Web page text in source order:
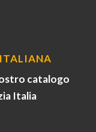
catalogo
Italia